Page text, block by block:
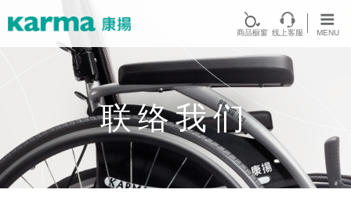
首页
商品橱窗 线上客服 MENU
联络我们